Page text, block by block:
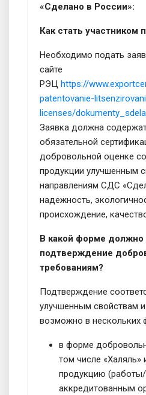
«Сделано в России»:
Как стать участником
Необходимо подать
сайте
РЭЦ https://
patentovanie-
licenses/
Заявка должна
обязательной
добровольной оценке
продукции улучшенным
направлениям СДС
надежность,
происхождение,
В какой форме должно
подтверждение
требованиям?
Подтверждение
улучшенным свойствам и
возможно в нескольких
в форме
том числе «Халяль»
продукцию (работы/
аккредитованным